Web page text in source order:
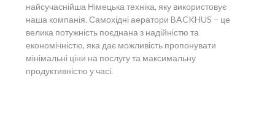
найсучаснійша Німецька техніка, яку використовує
наша компанія. Самохідні аератори BACKHUS – це
велика потужність поєднана з надійністю та
економічністю, яка дає можливість пропонувати
мінімальні ціни на послугу та максимальну
продуктивністю у часі.